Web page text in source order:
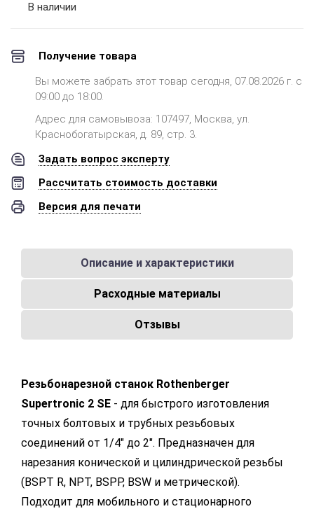
В наличии
Получение товара
Вы можете забрать этот товар сегодня, 07.08.2026 г. с
09:00 до 18:00.
Адрес для самовывоза: 107497, Москва, ул.
Краснобогатырская, д. 89, стр. 3.
Задать вопрос эксперту
Рассчитать стоимость доставки
Версия для печати
Описание и характеристики
Расходные материалы
Отзывы
Резьбонарезной станок Rothenberger
Supertronic 2 SE - для быстрого изготовления
точных болтовых и трубных резьбовых
соединений от 1/4" до 2". Предназначен для
нарезания конической и цилиндрической резьбы
(BSPT R, NPT, BSPP, BSW и метрической).
Подходит для мобильного и стационарного